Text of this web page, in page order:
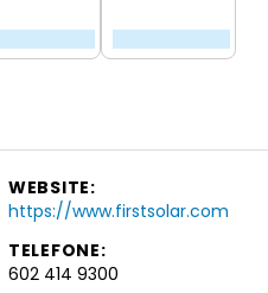
WEBSITE:
https://www.firstsolar.com
TELEFONE:
602 414 9300